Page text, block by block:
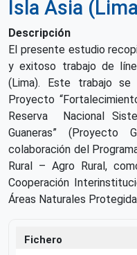
Isla Asia
Descripción
El presente estudio
y exitoso trabajo de
(Lima). Este trabajo
Proyecto
Reserva Nacional
Guaneras” (Proyecto
colaboración del
Rural – Agro Rural,
Cooperación
Áreas Naturales
Fichero